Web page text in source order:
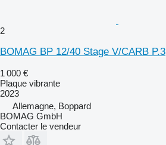
2
BOMAG BP 12/40 Stage V/CARB P.3
1 000 €
Plaque vibrante
2023
Allemagne, Boppard
BOMAG GmbH
Contacter le vendeur